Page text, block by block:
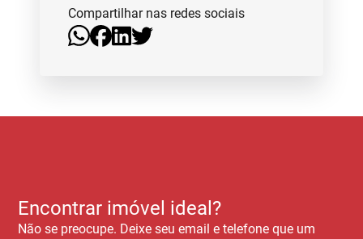
Compartilhar nas redes sociais
Encontrar imóvel ideal?
Não se preocupe. Deixe seu email e telefone que um